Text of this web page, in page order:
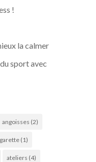
!
la calmer
sport avec
angoisses (2)
(1)
ateliers (4)